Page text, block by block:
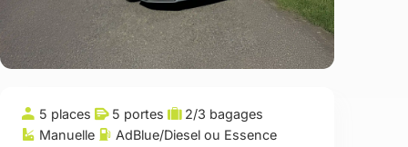
5 places 5 portes
2/3 bagages
Manuelle
AdBlue/Diesel ou Essence